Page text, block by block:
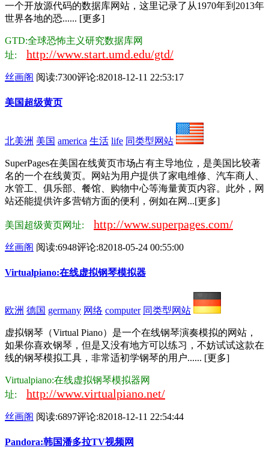
一个开放源代码的数据库网站，这里记录了从1970年到2013年
世界各地的恐...... [更多]
GTD:全球恐怖主义研究数据库网
址: http://www.start.umd.edu/gtd/
丝画阁 阅读:7300评论:82018-12-11 22:53:17
美国超级黄页
北美洲 美国 america 生活 life 同类型网站
SuperPages在美国在线黄页市场占有主导地位，是美国比较著
名的一个在线黄页。网站为用户提供了家电维修、汽车商人、
水管工、俱乐部、餐馆、购物中心等海量黄页内容。此外，网
站还能提供许多营销方面的便利，例如在网...[更多]
美国超级黄页网址: http://www.superpages.com/
丝画阁 阅读:6948评论:82018-05-24 00:55:00
Virtualpiano:在线虚拟钢琴模拟器
欧洲 德国 germany 网络 computer 同类型网站
虚拟钢琴（Virtual Piano）是一个在线钢琴演奏模拟的网站，
如果你喜欢钢琴，但是又没有地方可以练习，不妨试试这款在
线的钢琴模拟工具，非常适初学钢琴的用户...... [更多]
Virtualpiano:在线虚拟钢琴模拟器网
址: http://www.virtualpiano.net/
丝画阁 阅读:6897评论:82018-12-11 22:54:44
Pandora:韩国潘多拉TV视频网